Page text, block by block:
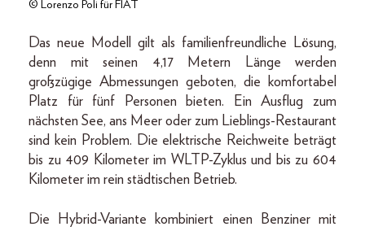
© Lorenzo Poli für FIAT
Das neue Modell gilt als familienfreundliche Lösung,
denn mit seinen 4,17 Metern Länge werden
großzügige Abmessungen geboten, die komfortabel
Platz für fünf Personen bieten. Ein Ausflug zum
nächsten See, ans Meer oder zum Lieblings-Restaurant
sind kein Problem. Die elektrische Reichweite beträgt
bis zu 409 Kilometer im WLTP-Zyklus und bis zu 604
Kilometer im rein städtischen Betrieb.
Die Hybrid-Variante kombiniert einen Benziner mit